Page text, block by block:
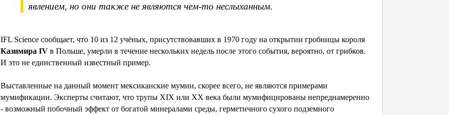
явлением, но они также не являются чем-то неслыханным.
IFL Science сообщает, что 10 из 12 учёных, присутствовавших в 1970 году на открытии гробницы короля
Казимира IV в Польше, умерли в течение нескольких недель после этого события, вероятно, от грибков.
И это не единственный известный пример.
Выставленные на данный момент мексиканские мумии, скорее всего, не являются примерами
мумификации. Эксперты считают, что трупы XIX или XX века были мумифицированы непреднамеренно
- возможный побочный эффект от богатой минералами среды, герметичного сухого подземного